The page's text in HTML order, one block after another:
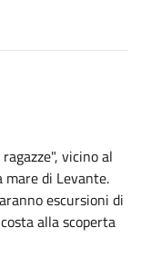
vicino al
mare di Levante.
escursioni di
alla scoperta